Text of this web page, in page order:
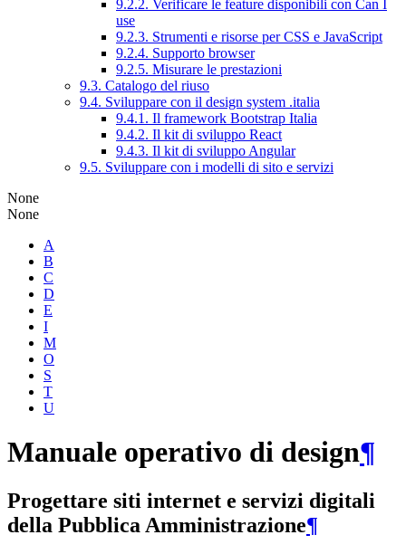
9.2.2. Verificare le feature disponibili con Can I
use
9.2.3. Strumenti e risorse per CSS e JavaScript
9.2.4. Supporto browser
9.2.5. Misurare le prestazioni
9.3. Catalogo del riuso
9.4. Sviluppare con il design system .italia
9.4.1. Il framework Bootstrap Italia
9.4.2. Il kit di sviluppo React
9.4.3. Il kit di sviluppo Angular
9.5. Sviluppare con i modelli di sito e servizi
None
None
A
B
C
D
E
I
M
O
S
T
U
Manuale operativo di design¶
Progettare siti internet e servizi digitali
della Pubblica Amministrazione¶